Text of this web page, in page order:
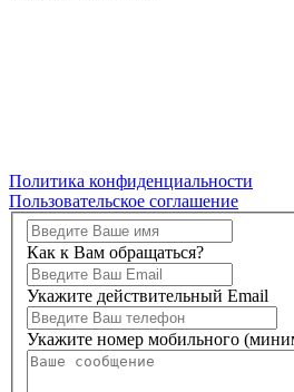
Политика конфиденциальности
Пользовательское соглашение
Как к Вам обращаться?
Укажите действительный Email
Укажите номер мобильного